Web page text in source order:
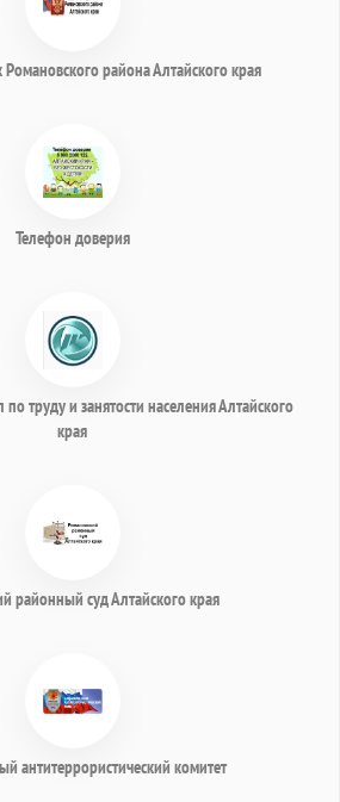
района Алтайского края
Телефон доверия
труду и занятости населения Алтайского
края
районный суд Алтайского края
антитеррористический комитет